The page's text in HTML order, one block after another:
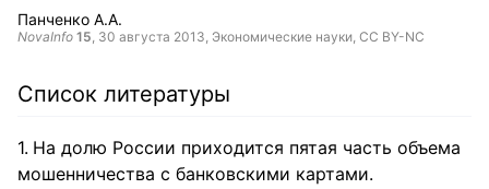
Панченко А.А.
NovaInfo 15, 30 августа 2013, Экономические науки, CC BY-NC
Список литературы
На долю России приходится пятая часть объема
мошенничества с банковскими картами.